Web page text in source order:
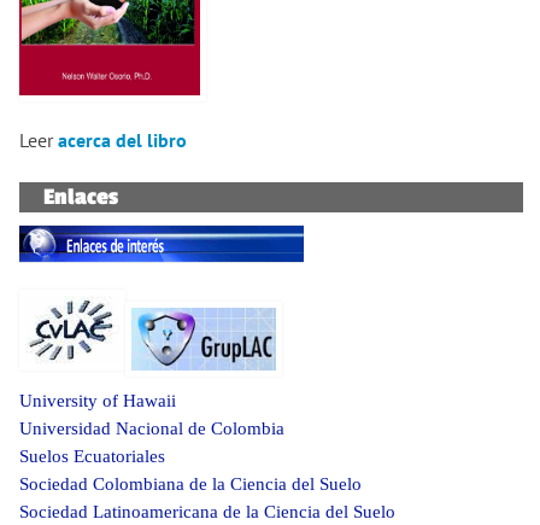
Leeracerca del libro
Enlaces
University of Hawaii
Universidad Nacional de Colombia
Suelos Ecuatoriales
Sociedad Colombiana de la Ciencia del Suelo
Sociedad Latinoamericana de la Ciencia del Suelo